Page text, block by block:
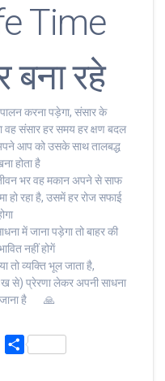
Time
बना रहे
करना पड़ेगा, संसार के
संसार हर समय हर क्षण बदल
आप को उसके साथ तालबद्ध
होता है
भर वह मकान अपने से साफ
हो रहा है, उसमें हर रोज सफाई
में जाना पड़ेगा तो बाहर की
नहीं होगें
तो व्यक्ति भूल जाता है,
से) प्रेरणा लेकर अपनी साधना
है 🙏
W
S